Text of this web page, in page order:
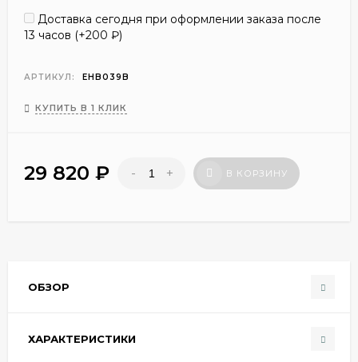
Доставка сегодня при оформлении заказа после
13 часов (+200 ₽)
АРТИКУЛ: EHB039B
КУПИТЬ В 1 КЛИК
29 820 ₽ - + В КОРЗИНУ
ОБЗОР
ХАРАКТЕРИСТИКИ